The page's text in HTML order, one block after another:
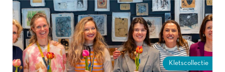
Kletscollectie